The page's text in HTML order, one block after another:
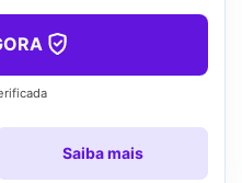
Saiba mais